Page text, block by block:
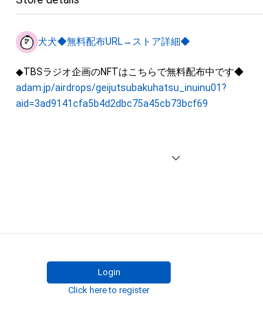
有していたとしても、本アイテムに関する創作物にかか
・本アイテムの著作権を有する方、著作隣接権の権利者ま
を受けている者からの事前の同意なしに、上記の「本アイ
する権利」の範囲を超えた行為、知的財産権を侵害するお
・本アイテムに関する創作物の利用については、公序良俗
犬犬◆無料配布URL→ストア詳細◆
adam.jp/airdrops/geijutsubakuhatsu_inuinu01?
aid=3ad9141cfa5b4d2dbc75a45cb73bcf69
Login
Click here to register